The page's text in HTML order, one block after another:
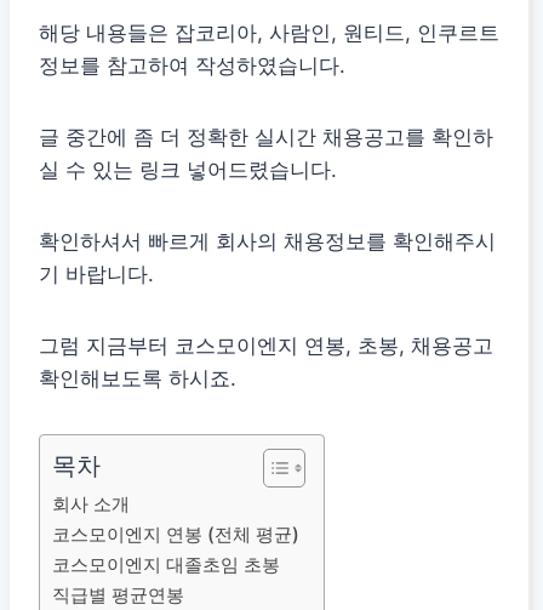
해당 내용들은 잡코리아, 사람인, 원티드, 인쿠르트
정보를 참고하여 작성하였습니다.
글 중간에 좀 더 정확한 실시간 채용공고를 확인하
실 수 있는 링크 넣어드렸습니다.
확인하셔서 빠르게 회사의 채용정보를 확인해주시
기 바랍니다.
그럼 지금부터 코스모이엔지 연봉, 초봉, 채용공고
확인해보도록 하시죠.
목차
회사 소개
코스모이엔지 연봉 (전체 평균)
코스모이엔지 대졸초임 초봉
직급별 평균연봉